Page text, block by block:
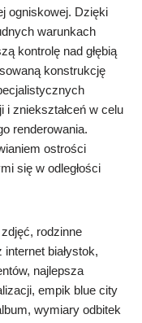
ogniskowej. Dzięki
warunkach
kontrolę nad głębią
konstrukcję
i zniekształceń w celu
renderowania.
ostrości
się w odległości
rodzinne
białystok,
najlepsza
empik blue city
wymiary odbitek